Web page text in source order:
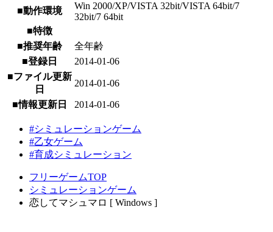
■動作環境
Win 2000/XP/VISTA 32bit/VISTA 64bit/7
32bit/7 64bit
■特徴
■推奨年齢
全年齢
■登録日
2014-01-06
■ファイル更新
日
2014-01-06
■情報更新日 2014-01-06
#シミュレーションゲーム
#乙女ゲーム
#育成シミュレーション
フリーゲームTOP
シミュレーションゲーム
恋してマシュマロ [ Windows ]